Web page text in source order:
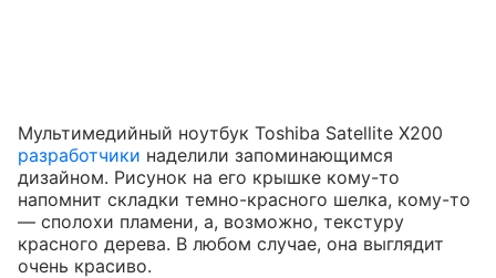
Мультимедийный ноутбук Toshiba Satellite X200
разработчики наделили запоминающимся
дизайном. Рисунок на его крышке кому-то
напомнит складки темно-красного шелка, кому-то
— сполохи пламени, а, возможно, текстуру
красного дерева. В любом случае, она выглядит
очень красиво.